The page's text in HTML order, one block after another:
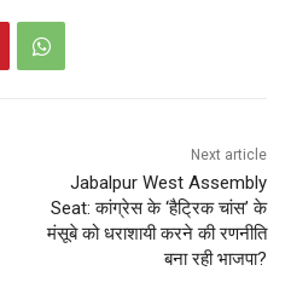
Next article
Jabalpur West Assembly
Seat: कांग्रेस के ‘हैट्रिक चांस’ के
मंसूबे को धराशायी करने की रणनीति
बना रही भाजपा?